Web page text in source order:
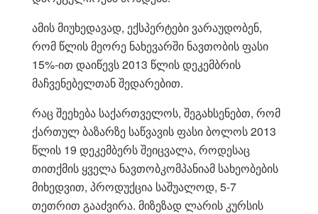
ამის მიუხედავად, ექსპერტები ვარაუდობენ,
რომ წლის მეორე ნახევარში ნავთობის ფასი
15%-ით დაიწევს 2013 წლის დეკემბრის
მაჩვენებელთან შედარებით.
რაც შეეხება საქართველოს, შეგახსენებთ, რომ
ქართულ ბაზარზე საწვავის ფასი ბოლოს 2013
წლის 19 დეკემბერს შეიცვალა, როდესაც
თითქმის ყველა ნავთობკომპანიამ სახეობების
მიხედვით, პროდუქცია საშუალოდ, 5-7
თეთრით გააძვირა. მიზეზად ლარის კურსის